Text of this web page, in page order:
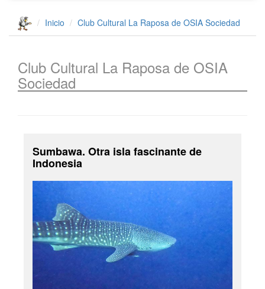
Inicio Club Cultural La Raposa de OSIA Sociedad
Club Cultural La Raposa de OSIA
Sociedad
Sumbawa. Otra isla fascinante de
Indonesia